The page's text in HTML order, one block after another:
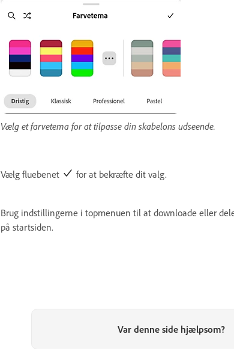
Vælg et farvetema for at tilpasse din skabelons udseende.
Vælg fluebenet for at bekræfte dit valg.
Brug indstillingerne i topmenuen til at downloade eller
på startsiden.
Var denne side hjælpsom?